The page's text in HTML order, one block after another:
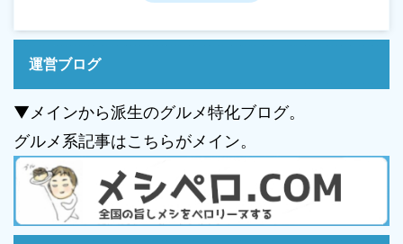
運営ブログ
▼メインから派生のグルメ特化ブログ。
グルメ系記事はこちらがメイン。